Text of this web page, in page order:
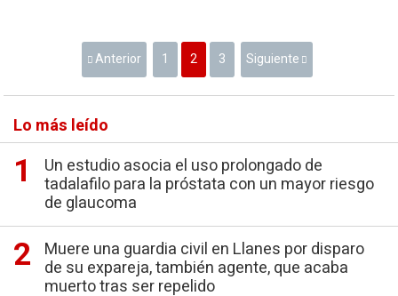
Anterior 1 2 3 Siguiente
Lo más leído
Un estudio asocia el uso prolongado de
tadalafilo para la próstata con un mayor riesgo
de glaucoma
Muere una guardia civil en Llanes por disparo
de su expareja, también agente, que acaba
muerto tras ser repelido